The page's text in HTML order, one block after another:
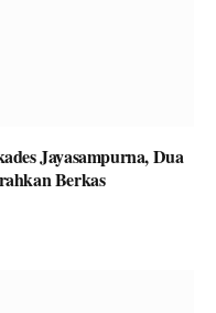
Jayasampurna, Dua
Berkas